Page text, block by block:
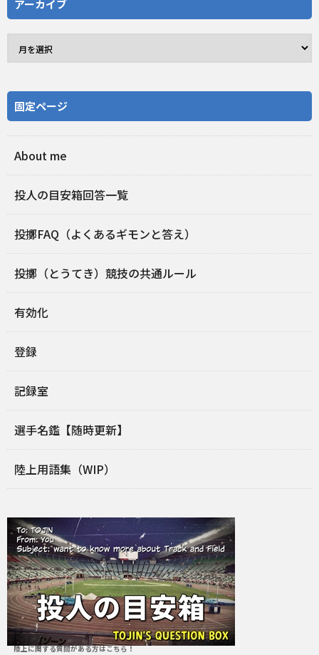
アーカイブ
固定ページ
About me
投人の目安箱回答一覧
投擲FAQ（よくあるギモンと答え）
投擲（とうてき）競技の共通ルール
有効化
登録
記録室
選手名鑑【随時更新】
陸上用語集（WIP）
陸上に関する質問がある方はこちら！